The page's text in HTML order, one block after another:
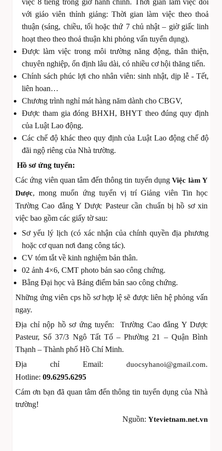
việc 8 tiếng trong giờ hành chính. Thời gian làm việc đối
với giáo viên thỉnh giảng: Thời gian làm việc theo thoả
thuận (sáng, chiều, tối hoặc thứ 7 chủ nhật – giờ giấc linh
hoạt theo theo thoả thuận khi phỏng vấn tuyển dụng).
Được làm việc trong môi trường năng động, thân thiện,
chuyên nghiệp, ổn định lâu dài, có nhiều cơ hội thăng tiến.
Chính sách phúc lợi cho nhân viên: sinh nhật, dịp lễ - Tết,
liên hoan…
Chương trình nghỉ mát hàng năm dành cho CBGV,
Được tham gia đóng BHXH, BHYT theo đúng quy định
của Luật Lao động.
Các chế độ khác theo quy định của Luật Lao động chế độ
đãi ngộ riêng của Nhà trường.
Hồ sơ ứng tuyển:
Các ứng viên quan tâm đến thông tin tuyển dụngViệc làm Y
Dược, mong muốn ứng tuyển vị trí Giảng viên Tin học
Trường Cao đẳng Y Dược Pasteur cần chuẩn bị hồ sơ xin
việc bao gồm các giấy tờ sau:
Sơ yếu lý lịch (có xác nhận của chính quyền địa phương
hoặc cơ quan nơi đang công tác).
CV tóm tắt về kinh nghiệm bản thân.
02 ảnh 4×6, CMT photo bản sao công chứng.
Bằng Đại học và Bảng điểm bản sao công chứng.
Những ứng viên cps hồ sơ hợp lệ sẽ được liên hệ phỏng vấn
ngay.
Địa chỉ nộp hồ sơ ứng tuyển: Trường Cao đẳng Y Dược
Pasteur, Số 37/3 Ngô Tất Tố – Phường 21 – Quận Bình
Thạnh – Thành phố Hồ Chí Minh.
Địa chỉ Email: duocsyhanoi@gmail.com.
Hotline: 09.6295.6295
Cám ơn bạn đã quan tâm đến thông tin tuyển dụng của Nhà
trường!
Nguồn: Ytevietnam.net.vn